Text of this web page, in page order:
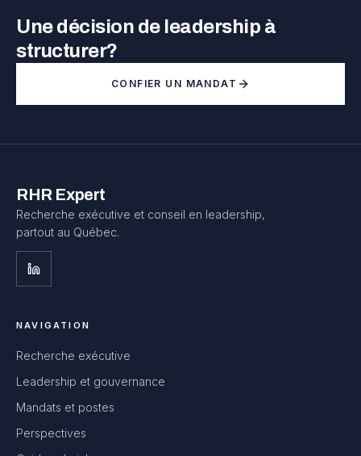
Une décision de leadership à
structurer?
CONFIER UN MANDAT
RHR Expert
Recherche exécutive et conseil en leadership,
partout au Québec.
NAVIGATION
Recherche exécutive
Leadership et gouvernance
Mandats et postes
Perspectives